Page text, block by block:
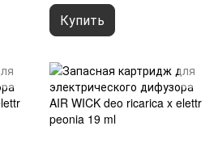
gelsomino
Купить